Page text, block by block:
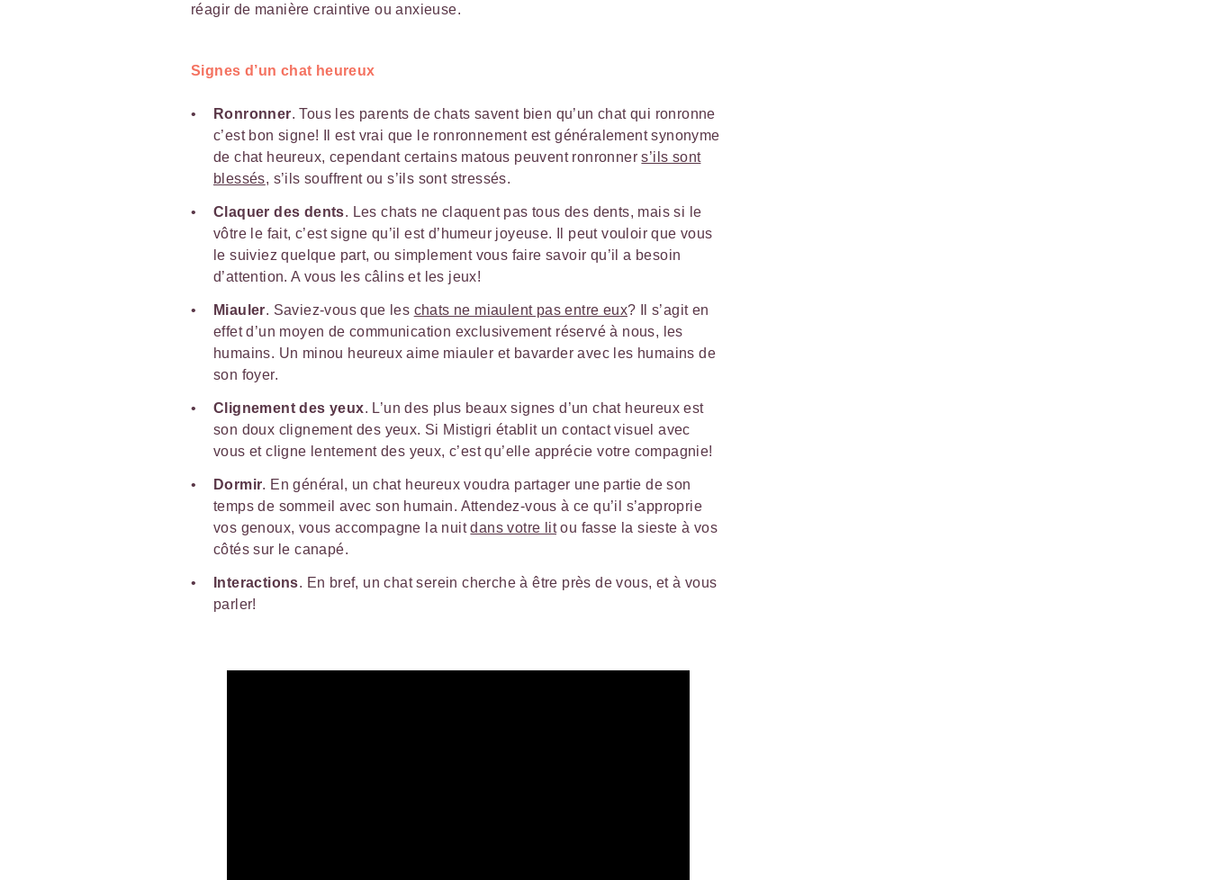
réagir de manière craintive ou anxieuse.
Signes d’un chat heureux
Ronronner. Tous les parents de chats savent bien qu’un chat qui ronronne
c’est bon signe! Il est vrai que le ronronnement est généralement synonyme
de chat heureux, cependant certains matous peuvent ronronners’ils sont
blessés, s’ils souffrent ou s’ils sont stressés.
Claquer des dents. Les chats ne claquent pas tous des dents, mais si le
vôtre le fait, c’est signe qu’il est d’humeur joyeuse. Il peut vouloir que vous
le suiviez quelque part, ou simplement vous faire savoir qu’il a besoin
d’attention. A vous les câlins et les jeux!
Miauler. Saviez-vous que les chats ne miaulent pas entre eux? Il s’agit en
effet d’un moyen de communication exclusivement réservé à nous, les
humains. Un minou heureux aime miauler et bavarder avec les humains de
son foyer.
Clignement des yeux. L’un des plus beaux signes d’un chat heureux est
son doux clignement des yeux. Si Mistigri établit un contact visuel avec
vous et cligne lentement des yeux, c’est qu’elle apprécie votre compagnie!
Dormir. En général, un chat heureux voudra partager une partie de son
temps de sommeil avec son humain. Attendez-vous à ce qu’il s’approprie
vos genoux, vous accompagne la nuitdans votre litou fasse la sieste à vos
côtés sur le canapé.
Interactions. En bref, un chat serein cherche à être près de vous, et à vous
parler!